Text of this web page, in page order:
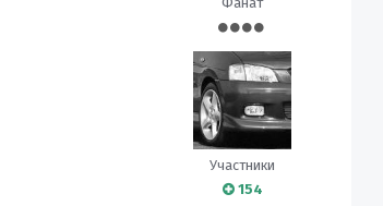
Участники
154